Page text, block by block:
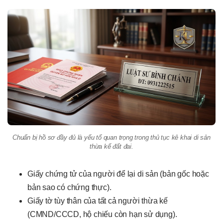
Chuẩn bị hồ sơ đầy đủ là yếu tố quan trọng trong thủ tục kê khai di sản
thừa kế đất đai.
Giấy chứng tử của người để lại di sản (bản gốc hoặc
bản sao có chứng thực).
Giấy tờ tùy thân của tất cả người thừa kế
(CMND/CCCD, hộ chiếu còn hạn sử dụng).